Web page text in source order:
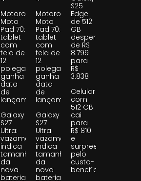
Motorola
Moto
Pad 70:
tablet
com
tela de
12
polegadas
ganha
data
de
lançamento
Galaxy
S27
Ultra:
vazamento
indica
tamanho
da
nova
bateria
Motorola
Moto
Pad 70:
tablet
com
tela de
12
polegadas
ganha
data
de
lançamento
Galaxy
S27
Ultra:
vazamento
indica
tamanho
da
nova
bateria
S25
Edge
de 512
GB
despenca
de R$
8.799
para
R$
3.838
Celular
com
512 GB
cai
para
R$ 810
e
surpreende
pelo
custo-
benefício